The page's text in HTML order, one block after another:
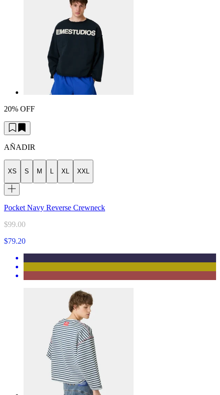
20% OFF
AÑADIR
XS S M L XL XXL
Pocket Navy Reverse Crewneck
$99.00
$79.20